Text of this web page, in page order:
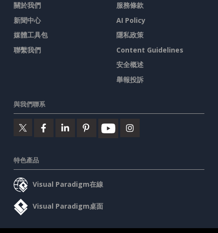
關於我們
新聞中心
媒體工具包
聯繫我們
服務條款
AI Policy
隱私政策
Content Guidelines
安全概述
舉報投訴
與我們聯系
特色產品
Visual Paradigm在線
Visual Paradigm桌面